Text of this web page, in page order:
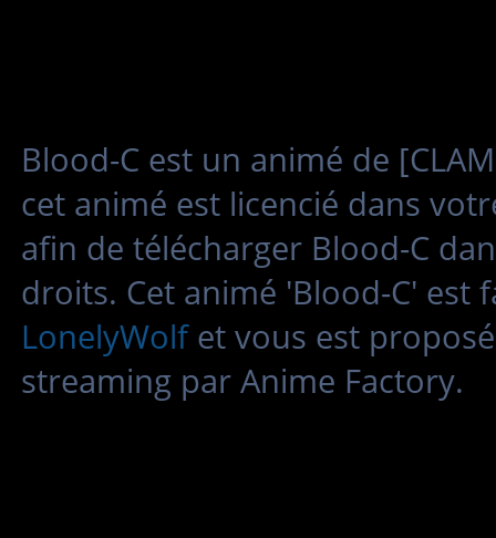
Blood-C est un animé de
cet animé est licencié dans
afin de télécharger Blood-C
droits. Cet animé 'Blood-C' est
LonelyWolfet vous est
streaming par Anime Factory.